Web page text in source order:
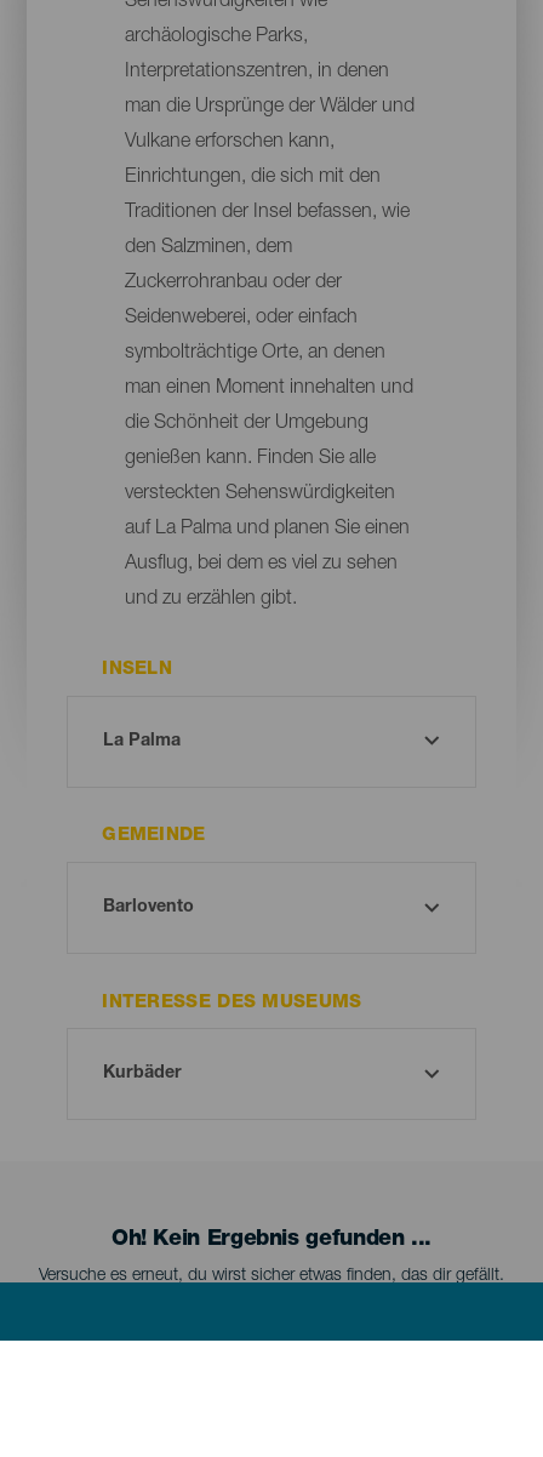
archäologische Parks,
Interpretationszentren, in denen
man die Ursprünge der Wälder und
Vulkane erforschen kann,
Einrichtungen, die sich mit den
Traditionen der Insel befassen, wie
den Salzminen, dem
Zuckerrohranbau oder der
Seidenweberei, oder einfach
symbolträchtige Orte, an denen
man einen Moment innehalten und
die Schönheit der Umgebung
genießen kann. Finden Sie alle
versteckten Sehenswürdigkeiten
auf La Palma und planen Sie einen
Ausflug, bei dem es viel zu sehen
und zu erzählen gibt.
INSELN
GEMEINDE
INTERESSE DES MUSEUMS
Oh! Kein Ergebnis gefunden ...
Versuche es erneut, du wirst sicher etwas finden, das dir gefällt.